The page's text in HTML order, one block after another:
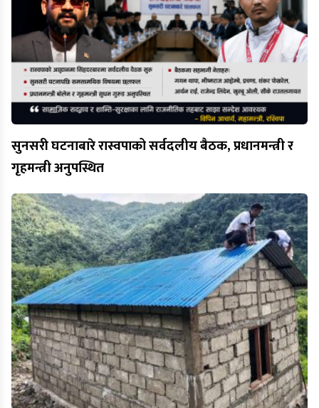
सुनसरी घटनाबारे रास्वपाको सर्वदलीय बैठक, प्रधानमन्त्री र
गृहमन्त्री अनुपस्थित